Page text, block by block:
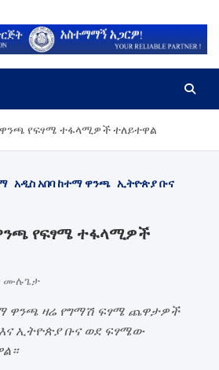
ዋንጫ የፍፃሜ ተፋላሚዎች ተለይተዋል
አዲስ አበባ ከተማ ዋንጫ ኢትዮጵያ ቡና
የፍፃሜ ተፋላሚዎች
ሙሉጌታ
ዋንጫ ዛሬ የግማሽ ፍፃሜ ጨዋታዎች
ኢትዮጵያ ቡና ወደ ፍፃሜው